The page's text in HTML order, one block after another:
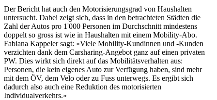
Der Bericht hat auch den Motorisierungsgrad von Haushalten
untersucht. Dabei zeigt sich, dass in den betrachteten Städten die
Zahl der Autos pro 1'000 Personen im Durchschnitt mindestens
doppelt so gross ist wie in Haushalten mit einem Mobility-Abo.
Fabiana Kappeler sagt: «Viele Mobility-Kundinnen und -Kunden
verzichten dank dem Carsharing-Angebot ganz auf einen privaten
PW. Dies wirkt sich direkt auf das Mobilitätsverhalten aus:
Personen, die kein eigenes Auto zur Verfügung haben, sind mehr
mit dem ÖV, dem Velo oder zu Fuss unterwegs. Es ergibt sich
dadurch also auch eine Reduktion des motorisierten
Individualverkehrs.»